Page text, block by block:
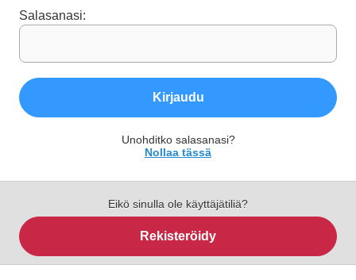
Salasanasi:
Kirjaudu
Unohditko salasanasi?
Nollaa tässä
Eikö sinulla ole käyttäjätiliä?
Rekisteröidy